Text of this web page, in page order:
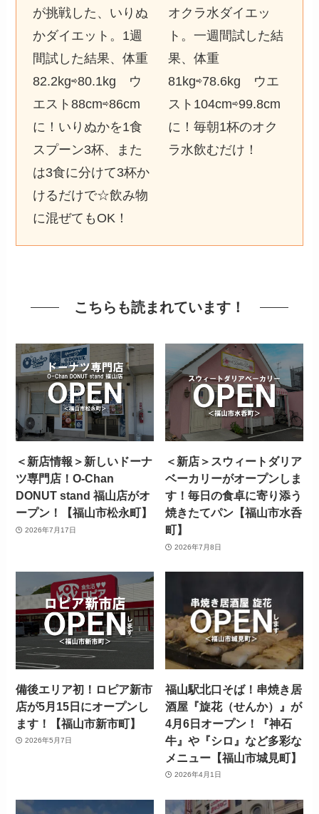
が挑戦した、いりぬ
かダイエット。1週
間試した結果、体重
82.2kg⇨80.1kg ウ
エスト88cm⇨86cm
に！いりぬかを1食
スプーン3杯、また
は3食に分けて3杯か
けるだけで☆飲み物
に混ぜてもOK！
オクラ水ダイエッ
ト。一週間試した結
果、体重
81kg⇨78.6kg ウエ
スト104cm⇨99.8cm
に！毎朝1杯のオク
ラ水飲むだけ！
こちらも読まれています！
＜新店情報＞新しいドーナ
ツ専門店！O-Chan
DONUT stand 福山店がオ
ープン！【福山市松永町】
2026年7月17日
＜新店＞スウィートダリア
ベーカリーがオープンしま
す！毎日の食卓に寄り添う
焼きたてパン【福山市水呑
町】
2026年7月8日
備後エリア初！ロピア新市
店が5月15日にオープンし
ます！【福山市新市町】
2026年5月7日
福山駅北口そば！串焼き居
酒屋『旋花（せんか）』が
4月6日オープン！『神石
牛』や『シロ』など多彩な
メニュー【福山市城見町】
2026年4月1日